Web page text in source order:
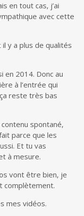
en tout cas, j’ai
avec cette
y a plus de qualités
en 2014. Donc au
à l’entrée qui
reste très bas
spontané,
parce que les
Et tu vas
à mesure.
vont être bien, je
complètement.
mes vidéos.